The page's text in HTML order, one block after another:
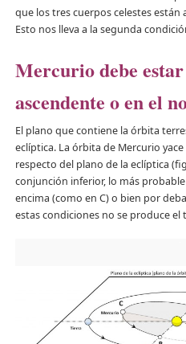
que los tres cuerpos celestes están
Esto nos lleva a la segunda
Mercurio debe
ascendente o en el
El plano que contiene la órbita
eclíptica. La órbita de Mercurio
respecto del plano de la eclíptica
conjunción inferior, lo más
encima (como en C) o bien por
estas condiciones no se produce el